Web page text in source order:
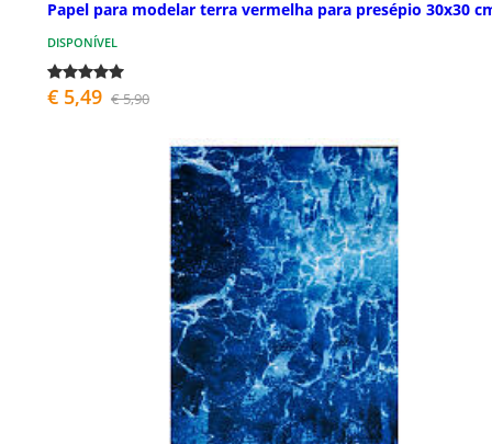
Papel para modelar terra vermelha para presépio 30x30
DISPONÍVEL
€ 5,49 € 5,90